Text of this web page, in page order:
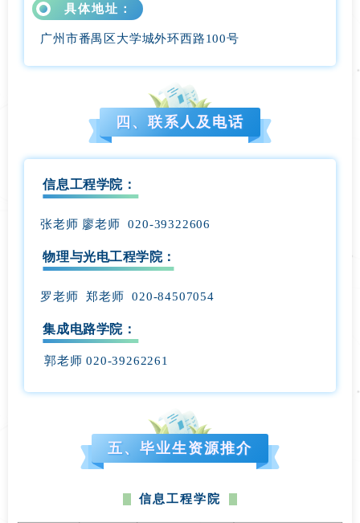
具体地址：
广州市番禺区大学城外环西路100号
四、联系人及电话
信息工程学院：
张老师 廖老师 020-39322606
物理与光电工程学院：
罗老师 郑老师 020-84507054
集成电路学院：
郭老师 020-39262261
五、毕业生资源推介
信息工程学院